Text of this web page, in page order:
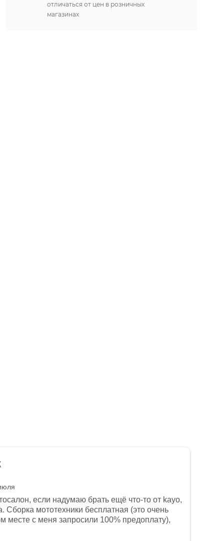
отличаться от цен в розничных
магазинах
если надумаю брать ещё что-то от kayo,
Сборка мототехники бесплатная (это очень
месте с меня запросили 100% предоплату),